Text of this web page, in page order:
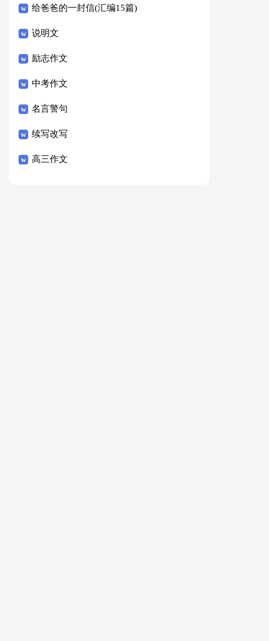
给爸爸的一封信(汇编15篇)
说明文
励志作文
中考作文
名言警句
续写改写
高三作文